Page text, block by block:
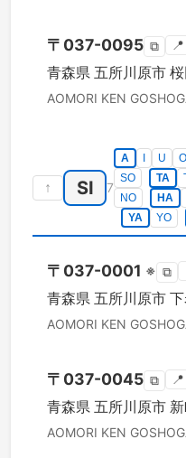
〒 037-0095 ⧉ 📍
青森県 五所川原市
AOMORI KEN
↑ SI 7
A U O
SO
TA
NO
HA
YA
YO
〒 037-0001 ※ ⧉
青森県 五所川原市
AOMORI KEN
〒 037-0045 ⧉ 📍
青森県 五所川原市
AOMORI KEN